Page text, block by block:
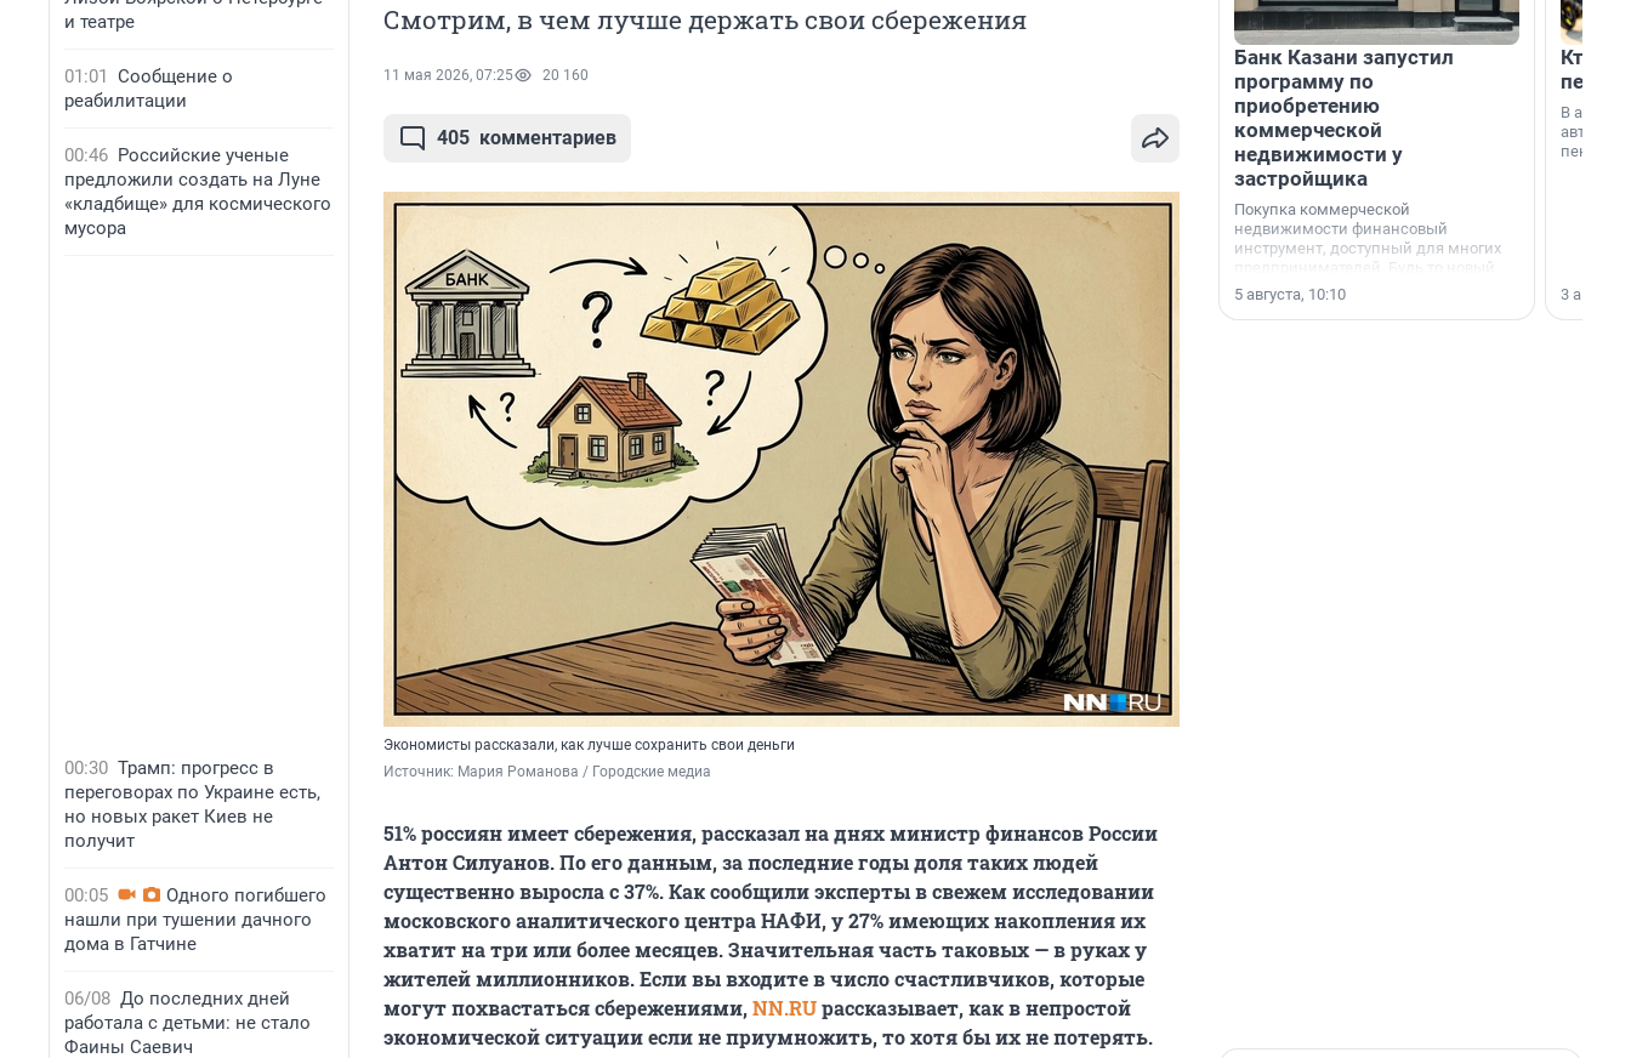
и театре
01:01 Сообщение о
реабилитации
00:46 Российские ученые
предложили создать на Луне
«кладбище» для космического
мусора
00:30 Трамп: прогресс в
переговорах по Украине есть,
но новых ракет Киев не
получит
00:05
Одного погибшего
нашли при тушении дачного
дома в Гатчине
06/08 До последних дней
работала с детьми: не стало
Фаины Саевич
Смотрим, в чем лучше держать свои сбережения
11 мая 2026, 07:25 20 160
405 комментариев
Экономисты рассказали, как лучше сохранить свои деньги
Источник: Мария Романова / Городские медиа
51% россиян имеет сбережения, рассказал на днях министр финансов России
Антон Силуанов. По его данным, за последние годы доля таких людей
существенно выросла с 37%. Как сообщили эксперты в свежем исследовании
московского аналитического центра НАФИ, у 27% имеющих накопления их
хватит на три или более месяцев. Значительная часть таковых — в руках у
жителей миллионников. Если вы входите в число счастливчиков, которые
могут похвастаться сбережениями,NN.RUрассказывает, как в непростой
экономической ситуации если не приумножить, то хотя бы их не потерять.
Банк Казани запустил
программу по
приобретению
коммерческой
недвижимости у
застройщика
Покупка коммерческой
недвижимости финансовый
инструмент, доступный для многих
предпринимателей. Будь то новый
офис, склад, торговое помещение
или готовый арендный бизнес —
успех сделки зависит от правильного
5 августа, 10:10
Кто
В
пенсии.
3